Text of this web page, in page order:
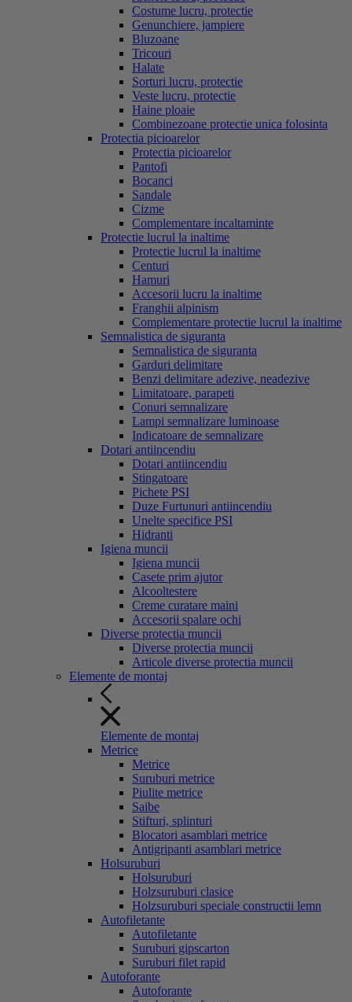
Costume lucru, protectie
Genunchiere, jampiere
Bluzoane
Tricouri
Halate
Sorturi lucru, protectie
Veste lucru, protectie
Haine ploaie
Combinezoane protectie unica folosinta
Protectia picioarelor
Protectia picioarelor
Pantofi
Bocanci
Sandale
Cizme
Complementare incaltaminte
Protectie lucrul la inaltime
Protectie lucrul la inaltime
Centuri
Hamuri
Accesorii lucru la inaltime
Franghii alpinism
Complementare protectie lucrul la inaltime
Semnalistica de siguranta
Semnalistica de siguranta
Garduri delimitare
Benzi delimitare adezive, neadezive
Limitatoare, parapeti
Conuri semnalizare
Lampi semnalizare luminoase
Indicatoare de semnalizare
Dotari antiincendiu
Dotari antiincendiu
Stingatoare
Pichete PSI
Duze Furtunuri antiincendiu
Unelte specifice PSI
Hidranti
Igiena muncii
Igiena muncii
Casete prim ajutor
Alcooltestere
Creme curatare maini
Accesorii spalare ochi
Diverse protectia muncii
Diverse protectia muncii
Articole diverse protectia muncii
Elemente de montaj
Elemente de montaj
Metrice
Metrice
Suruburi metrice
Piulite metrice
Saibe
Stifturi, splinturi
Blocatori asamblari metrice
Antigripanti asamblari metrice
Holsuruburi
Holsuruburi
Holzsuruburi clasice
Holzsuruburi speciale constructii lemn
Autofiletante
Autofiletante
Suruburi gipscarton
Suruburi filet rapid
Autoforante
Autoforante